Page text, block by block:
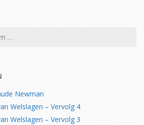
Newman
Welslagen – Vervolg 4
Welslagen – Vervolg 3